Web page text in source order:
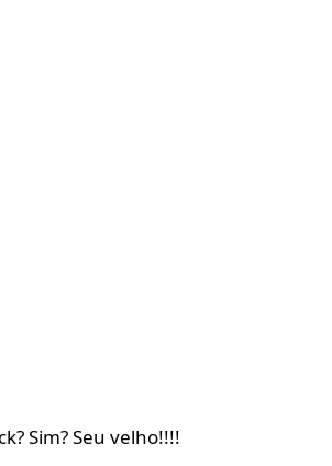
Sim? Seu velho!!!!